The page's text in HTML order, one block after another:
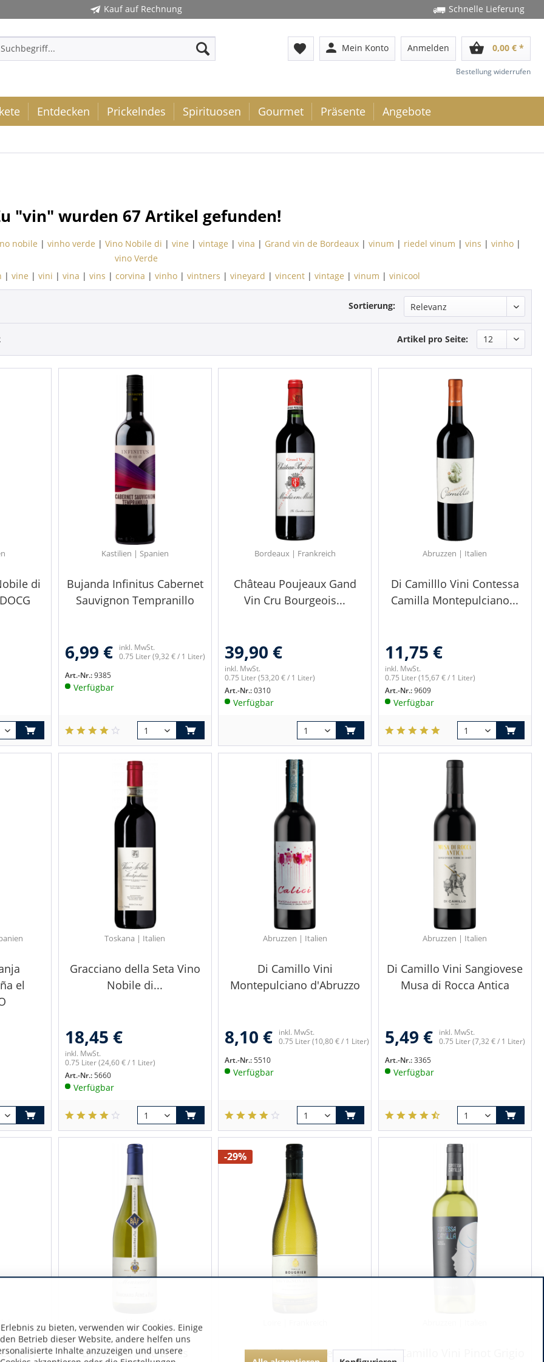
Kauf auf Rechnung Schnelle Lieferung
favorite person Mein Konto Anmelden shopping_basket 0,00 € *
Bestellung widerrufen
Entdecken Prickelndes Spirituosen Gourmet Präsente Angebote
"vin" wurden 67 Artikel gefunden!
nobile | vinho verde | Vino Nobile di | vine | vintage | vina | Grand vin de Bordeaux| vinum | riedel vinum | vins | vinho|
vino Verde
| vine | vini | vina | vins | corvina | vinho| vintners | vineyard | vincent| vintage | vinum | vinicool
Sortierung:
Artikel pro Seite:
di
Kastilien | Spanien
Bujanda Infinitus Cabernet
Sauvignon Tempranillo
6,99 €
inkl. MwSt.
0.75 Liter(9,32 € / 1 Liter)
Art.-Nr.:9385
Verfügbar
Bordeaux | Frankreich
Château Poujeaux Gand
Vin Cru Bourgeois...
39,90 €
inkl. MwSt.
0.75 Liter(53,20 € / 1 Liter)
Art.-Nr.:0310
Verfügbar
Abruzzen | Italien
Di Camilllo Vini Contessa
Camilla Montepulciano...
11,75 €
inkl. MwSt.
0.75 Liter(15,67 € / 1 Liter)
Art.-Nr.:9609
Verfügbar
el
Toskana | Italien
Gracciano della Seta Vino
Nobile di...
18,45 €
inkl. MwSt.
0.75 Liter(24,60 € / 1 Liter)
Art.-Nr.:5660
Verfügbar
Abruzzen | Italien
Di Camillo Vini
Montepulciano d'Abruzzo
8,10 €
inkl. MwSt.
0.75 Liter(10,80 € / 1 Liter)
Art.-Nr.:5510
Verfügbar
Abruzzen | Italien
Di Camillo Vini Sangiovese
Musa di Rocca Antica
5,49 €
inkl. MwSt.
0.75 Liter(7,32 € / 1 Liter)
Art.-Nr.:3365
Verfügbar
Franc
Burgund | Frankreich
Bouchard Aîné & Fils
-29%
Famille Bougrier
Di Camillo Vini Pinot Grigio
zu bieten, verwenden wir Cookies. Einige
Betrieb dieser Website, andere helfen uns
Inhalte anzuzeigen und unsere